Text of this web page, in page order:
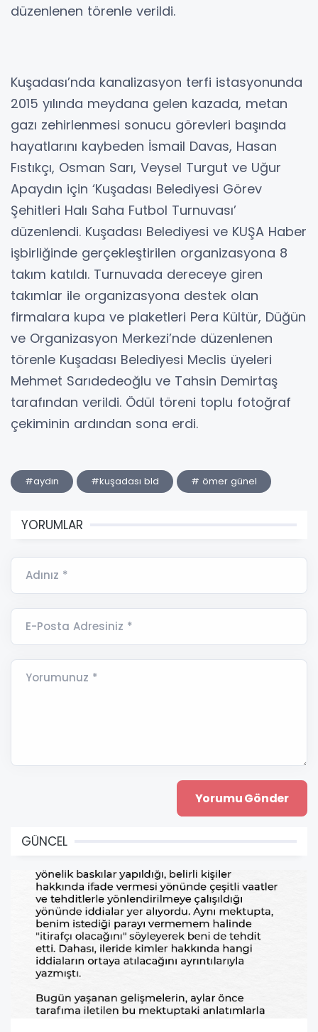
düzenlenen törenle verildi.
Kuşadası’nda kanalizasyon terfi istasyonunda
2015 yılında meydana gelen kazada, metan
gazı zehirlenmesi sonucu görevleri başında
hayatlarını kaybeden İsmail Davas, Hasan
Fıstıkçı, Osman Sarı, Veysel Turgut ve Uğur
Apaydın için ‘Kuşadası Belediyesi Görev
Şehitleri Halı Saha Futbol Turnuvası’
düzenlendi. Kuşadası Belediyesi ve KUŞA Haber
işbirliğinde gerçekleştirilen organizasyona 8
takım katıldı. Turnuvada dereceye giren
takımlar ile organizasyona destek olan
firmalara kupa ve plaketleri Pera Kültür, Düğün
ve Organizasyon Merkezi’nde düzenlenen
törenle Kuşadası Belediyesi Meclis üyeleri
Mehmet Sarıdedeoğlu ve Tahsin Demirtaş
tarafından verildi. Ödül töreni toplu fotoğraf
çekiminin ardından sona erdi.
#aydın #kuşadası bld # ömer günel
YORUMLAR
Adınız *
E-Posta Adresiniz *
Yorumunuz *
GÜNCEL